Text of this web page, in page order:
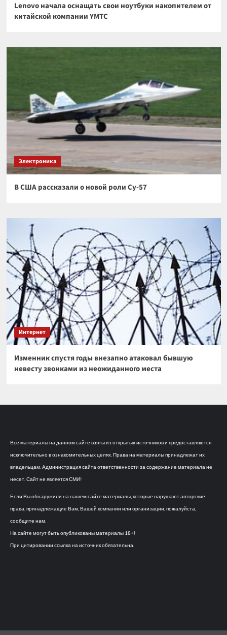
Lenovo начала оснащать свои ноутбуки накопителем от
китайской компании YMTC
Электроника
В США рассказали о новой роли Су-57
Интернет
Изменник спустя годы внезапно атаковал бывшую
невесту звонками из неожиданного места
Все материалы на данном сайте взяты из открытых источников и предоставляются
исключительно в ознакомительных целях. Права на материалы принадлежат их
владельцам. Администрация сайта ответственности за содержание материала не
несет. Сайт не является СМИ!
Если Вы обнаружили на нашем сайте материалы, которые нарушают авторские
права, принадлежащие Вам, Вашей компании или организации, пожалуйста,
сообщите нам.
На сайте могут быть опубликованы материалы 18+!
При цитировании ссылка на источник обязательна.